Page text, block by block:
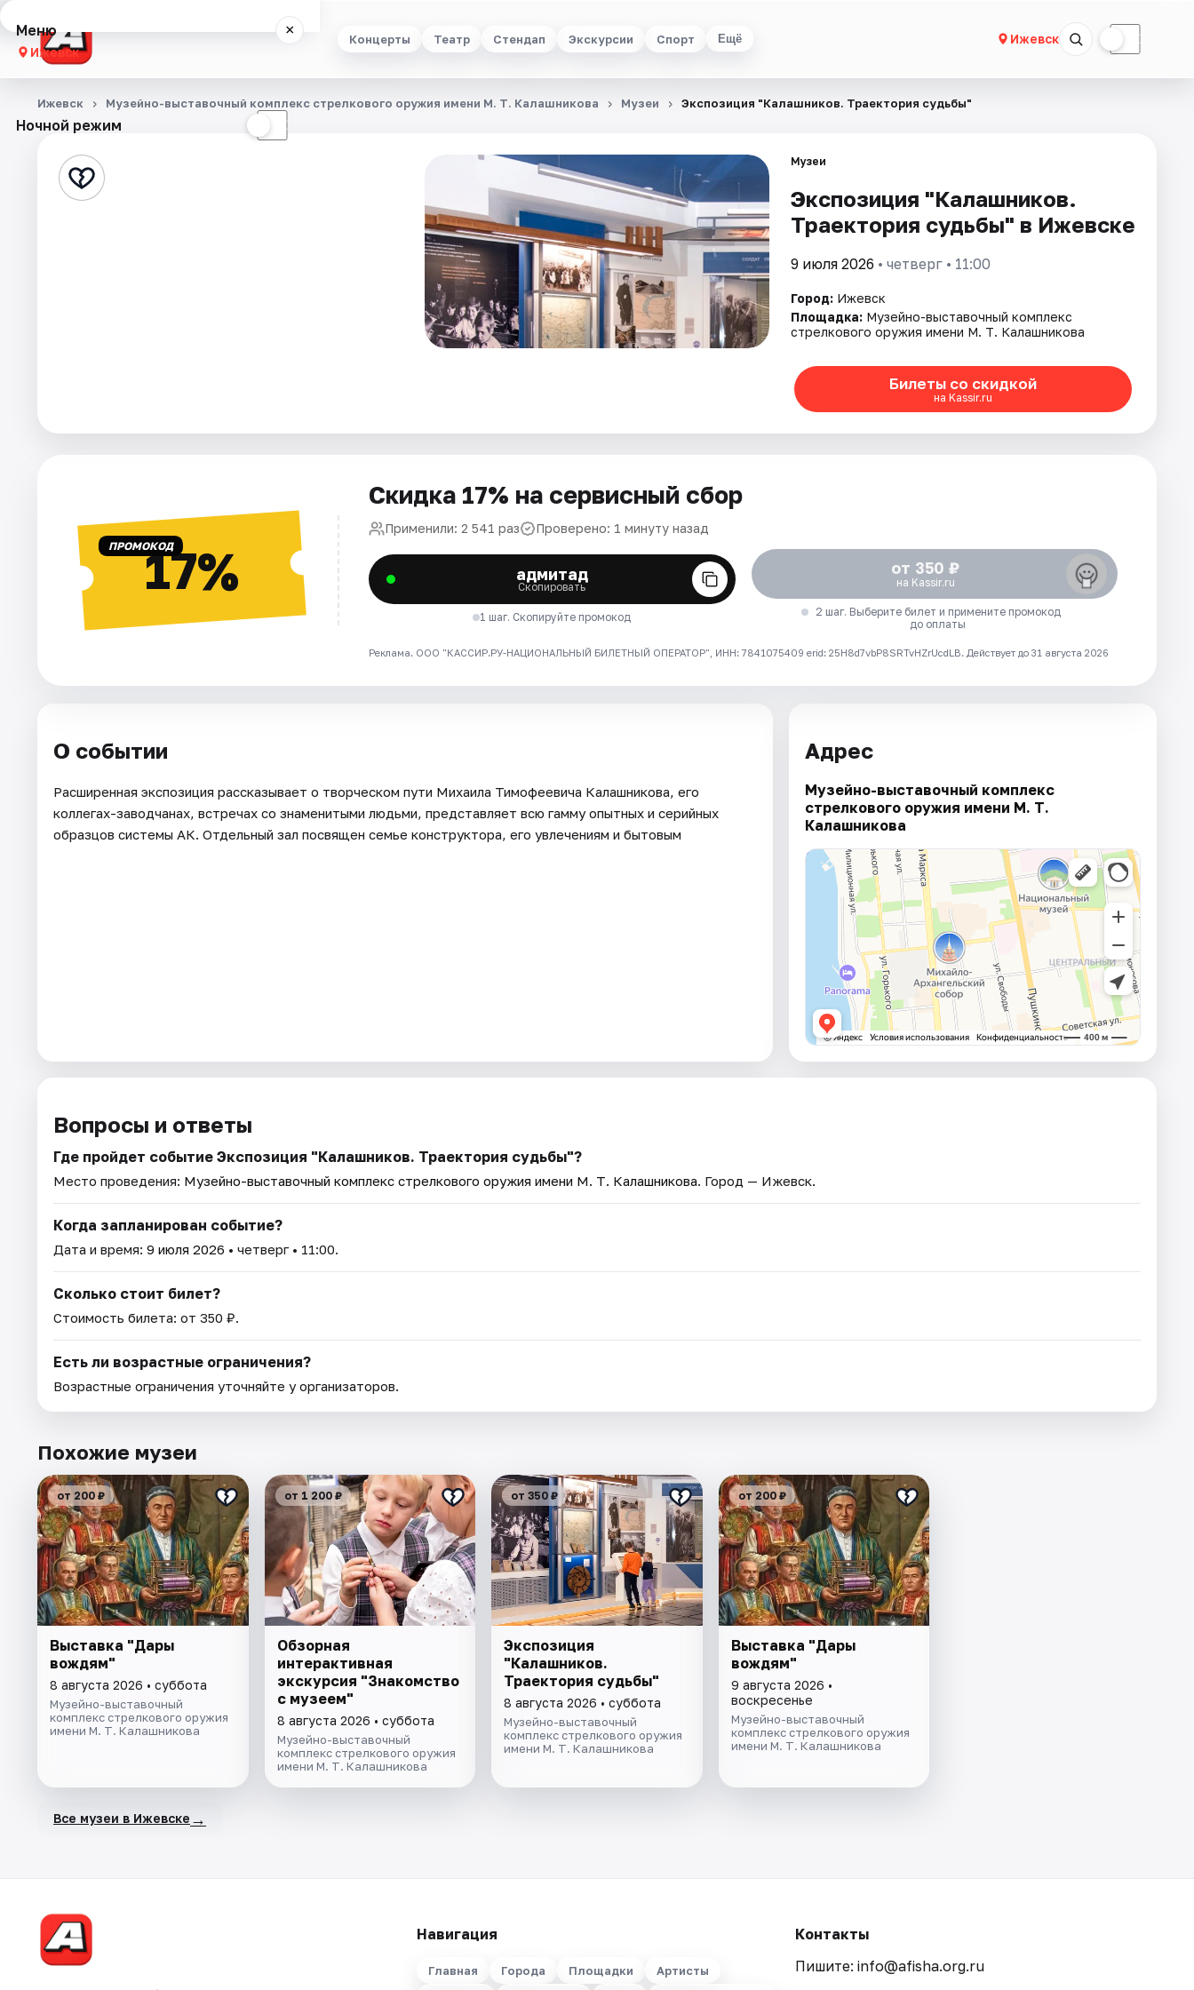
Концерты Театр Стендап Экскурсии Спорт Ещё Ижевск ☾
Меню ×
Ижевск
Концерты
Стендап
Ночной режим ☾
Ижевск Музейно-выставочный комплекс стрелкового оружия имени М. Т. Калашникова Музеи Экспозиция "Калашников. Траектория судьбы"
Музеи
Экспозиция "Калашников.
Траектория судьбы" в Ижевске
9 июля 2026 • четверг • 11:00
Город: Ижевск
Площадка: Музейно-выставочный комплекс
стрелкового оружия имени М. Т. Калашникова
Билеты со скидкой
на Kassir.ru
ПРОМОКОД17%
Скидка 17% на сервисный сбор
Применили: 2 541 раз Проверено: 1 минуту назад
адмитад
Скопировать
1 шаг. Скопируйте промокод
от 350 ₽
на Kassir.ru
2 шаг. Выберите билет и примените промокод
до оплаты
Реклама. ООО "КАССИР.РУ-НАЦИОНАЛЬНЫЙ БИЛЕТНЫЙ ОПЕРАТОР", ИНН: 7841075409 erid: 25H8d7vbP8SRTvHZrUcdLB. Действует до 31 августа 2026
О событии
Расширенная экспозиция рассказывает о творческом пути Михаила Тимофеевича Калашникова, его
коллегах-заводчанах, встречах со знаменитыми людьми, представляет всю гамму опытных и серийных
образцов системы АК. Отдельный зал посвящен семье конструктора, его увлечениям и бытовым
Адрес
Музейно-выставочный комплекс
стрелкового оружия имени М. Т.
Калашникова
Вопросы и ответы
Где пройдет событие Экспозиция "Калашников. Траектория судьбы"?
Место проведения: Музейно-выставочный комплекс стрелкового оружия имени М. Т. Калашникова. Город — Ижевск.
Когда запланирован событие?
Дата и время: 9 июля 2026 • четверг • 11:00.
Сколько стоит билет?
Стоимость билета: от 350 ₽.
Есть ли возрастные ограничения?
Возрастные ограничения уточняйте у организаторов.
Похожие музеи
от 200 ₽
Выставка "Дары
вождям"
8 августа 2026 • суббота
Музейно-выставочный
комплекс стрелкового оружия
имени М. Т. Калашникова
от 1 200 ₽
Обзорная
интерактивная
экскурсия "Знакомство
с музеем"
8 августа 2026 • суббота
Музейно-выставочный
комплекс стрелкового оружия
имени М. Т. Калашникова
от 350 ₽
Экспозиция
"Калашников.
Траектория судьбы"
8 августа 2026 • суббота
Музейно-выставочный
комплекс стрелкового оружия
имени М. Т. Калашникова
от 200 ₽
Выставка "Дары
вождям"
9 августа 2026 •
воскресенье
Музейно-выставочный
комплекс стрелкового оружия
имени М. Т. Калашникова
Все музеи в Ижевске →
Навигация
Главная Города Площадки Артисты
Контакты
Пишите: info@afisha.org.ru